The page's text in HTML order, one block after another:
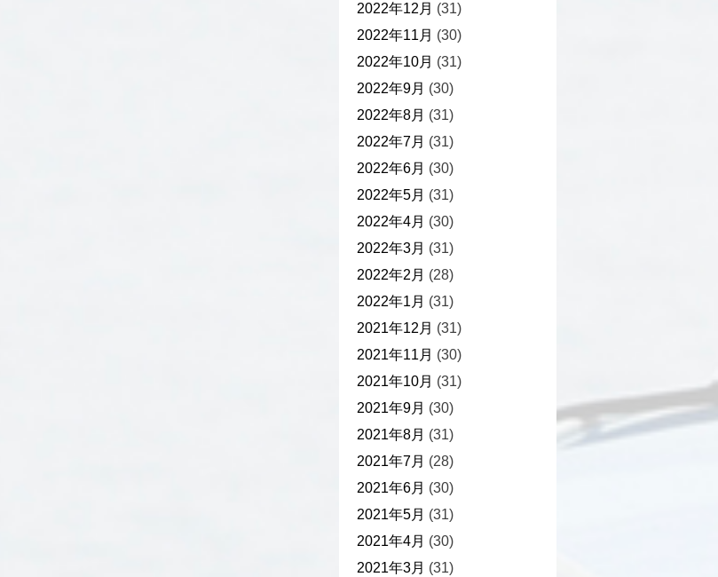
2022年12月 (31)
2022年11月 (30)
2022年10月 (31)
2022年9月 (30)
2022年8月 (31)
2022年7月 (31)
2022年6月 (30)
2022年5月 (31)
2022年4月 (30)
2022年3月 (31)
2022年2月 (28)
2022年1月 (31)
2021年12月 (31)
2021年11月 (30)
2021年10月 (31)
2021年9月 (30)
2021年8月 (31)
2021年7月 (28)
2021年6月 (30)
2021年5月 (31)
2021年4月 (30)
2021年3月 (31)